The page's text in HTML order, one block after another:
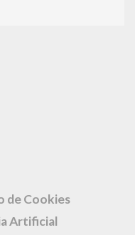
de Cookies
Artificial